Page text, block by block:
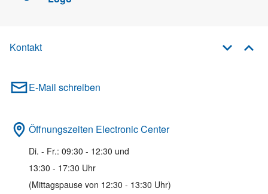
Kontakt
E-Mail schreiben
Öffnungszeiten Electronic Center
Di. - Fr.: 09:30 - 12:30 und
13:30 - 17:30 Uhr
(Mittagspause von 12:30 - 13:30 Uhr)